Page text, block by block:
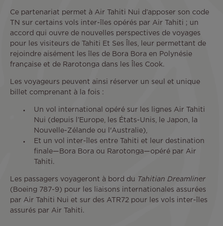
Ce partenariat permet à Air Tahiti Nui d’apposer son code
TN sur certains vols inter-îles opérés par Air Tahiti ; un
accord qui ouvre de nouvelles perspectives de voyages
pour les visiteurs de Tahiti Et Ses Îles, leur permettant de
rejoindre aisément les îles de Bora Bora en Polynésie
française et de Rarotonga dans les Îles Cook.
Les voyageurs peuvent ainsi réserver un seul et unique
billet comprenant à la fois :
Un vol international opéré sur les lignes Air Tahiti
Nui (depuis l’Europe, les États-Unis, le Japon, la
Nouvelle-Zélande ou l'Australie),
Et un vol inter-îles entre Tahiti et leur destination
finale—Bora Bora ou Rarotonga—opéré par Air
Tahiti.
Les passagers voyageront à bord du Tahitian Dreamliner
(Boeing 787-9) pour les liaisons internationales assurées
par Air Tahiti Nui et sur des ATR72 pour les vols inter-îles
assurés par Air Tahiti.